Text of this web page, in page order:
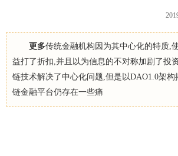
更多传统金融机构因为其中心化的特质,
益打了折扣,并且以为信息的不对称加剧了投
链技术解决了中心化问题,但是以DAO1.0架构
链金融平台仍存在一些痛